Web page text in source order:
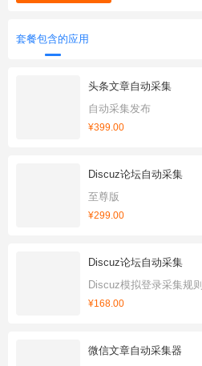
套餐包含的应用
头条文章自动采集
自动采集发布
¥399.00
Discuz论坛自动采集
至尊版
¥299.00
Discuz论坛自动采集
Discuz模拟登录采集规则
¥168.00
微信文章自动采集器